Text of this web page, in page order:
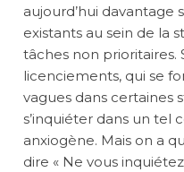
aujourd’hui davantage
existants au sein de la
tâches non prioritaires.
licenciements, qui se
vagues dans certaines
s’inquiéter dans un tel
anxiogène. Mais on a
dire « Ne vous